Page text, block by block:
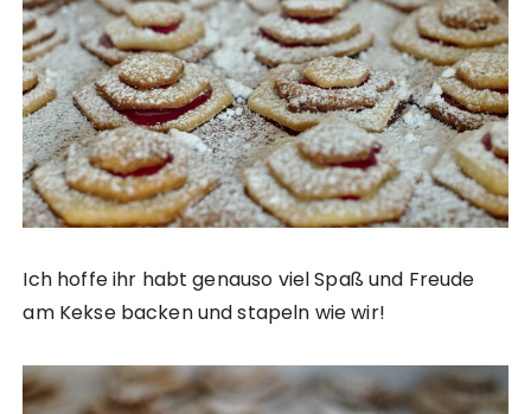
Ich hoffe ihr habt genauso viel Spaß und Freude
am Kekse backen und stapeln wie wir!